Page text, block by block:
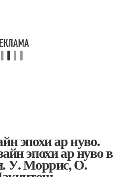
эпохи ар нуво.
эпохи ар нуво в
У. Моррис, О.